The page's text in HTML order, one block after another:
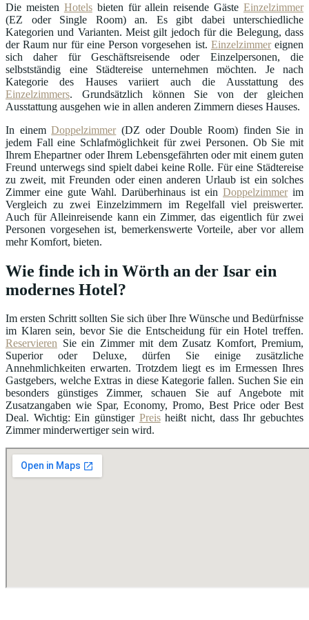
Die meisten Hotelsbieten für allein reisende Gäste Einzelzimmer
(EZ oder Single Room) an. Es gibt dabei unterschiedliche
Kategorien und Varianten. Meist gilt jedoch für die Belegung, dass
der Raum nur für eine Person vorgesehen ist. Einzelzimmereignen
sich daher für Geschäftsreisende oder Einzelpersonen, die
selbstständig eine Städtereise unternehmen möchten. Je nach
Kategorie des Hauses variiert auch die Ausstattung des
Einzelzimmers. Grundsätzlich können Sie von der gleichen
Ausstattung ausgehen wie in allen anderen Zimmern dieses Hauses.
In einemDoppelzimmer(DZ oder Double Room) finden Sie in
jedem Fall eine Schlafmöglichkeit für zwei Personen. Ob Sie mit
Ihrem Ehepartner oder Ihrem Lebensgefährten oder mit einem guten
Freund unterwegs sind spielt dabei keine Rolle. Für eine Städtereise
zu zweit, mit Freunden oder einen anderen Urlaub ist ein solches
Zimmer eine gute Wahl. Darüberhinaus ist ein Doppelzimmerim
Vergleich zu zwei Einzelzimmern im Regelfall viel preiswerter.
Auch für Alleinreisende kann ein Zimmer, das eigentlich für zwei
Personen vorgesehen ist, bemerkenswerte Vorteile, aber vor allem
mehr Komfort, bieten.
Wie finde ich in Wörth an der Isar ein
modernes Hotel?
Im ersten Schritt sollten Sie sich über Ihre Wünsche und Bedürfnisse
im Klaren sein, bevor Sie die Entscheidung für ein Hotel treffen.
Reservieren Sie ein Zimmer mit dem Zusatz Komfort, Premium,
Superior oder Deluxe, dürfen Sie einige zusätzliche
Annehmlichkeiten erwarten. Trotzdem liegt es im Ermessen Ihres
Gastgebers, welche Extras in diese Kategorie fallen. Suchen Sie ein
besonders günstiges Zimmer, schauen Sie auf Angebote mit
Zusatzangaben wie Spar, Economy, Promo, Best Price oder Best
Deal. Wichtig: Ein günstiger Preisheißt nicht, dass Ihr gebuchtes
Zimmer minderwertiger sein wird.